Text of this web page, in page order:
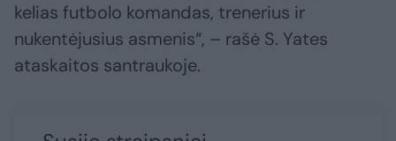
kelias futbolo komandas, trenerius ir
nukentėjusius asmenis“, – rašė S. Yates
ataskaitos santraukoje.